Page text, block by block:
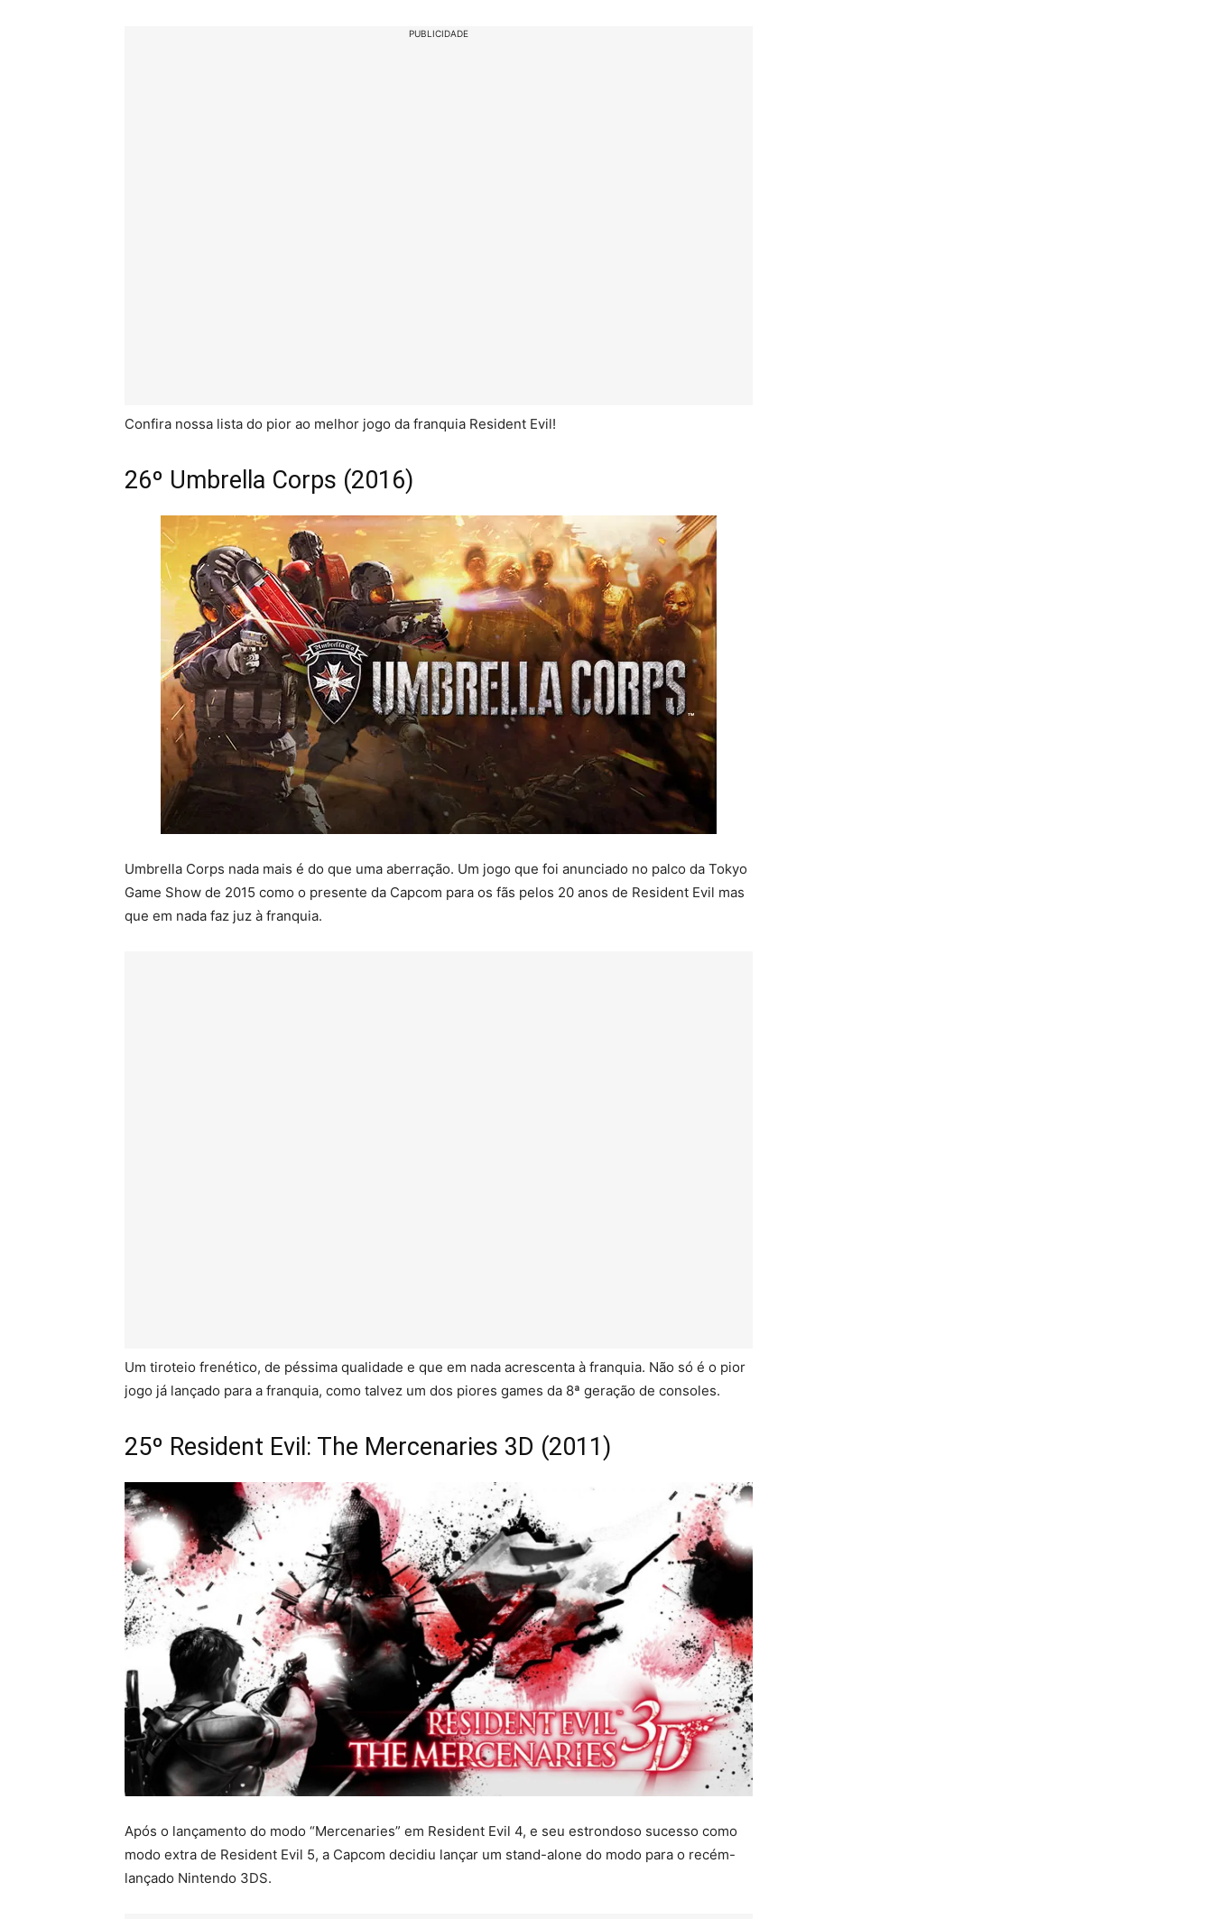
PUBLICIDADE
Confira nossa lista do pior ao melhor jogo da franquia Resident Evil!
26º Umbrella Corps (2016)
Umbrella Corps nada mais é do que uma aberração. Um jogo que foi anunciado no palco da Tokyo
Game Show de 2015 como o presente da Capcom para os fãs pelos 20 anos de Resident Evil mas
que em nada faz juz à franquia.
Um tiroteio frenético, de péssima qualidade e que em nada acrescenta à franquia. Não só é o pior
jogo já lançado para a franquia, como talvez um dos piores games da 8ª geração de consoles.
25º Resident Evil: The Mercenaries 3D (2011)
Após o lançamento do modo “Mercenaries” em Resident Evil 4, e seu estrondoso sucesso como
modo extra de Resident Evil 5, a Capcom decidiu lançar um stand-alone do modo para o recém-
lançado Nintendo 3DS.